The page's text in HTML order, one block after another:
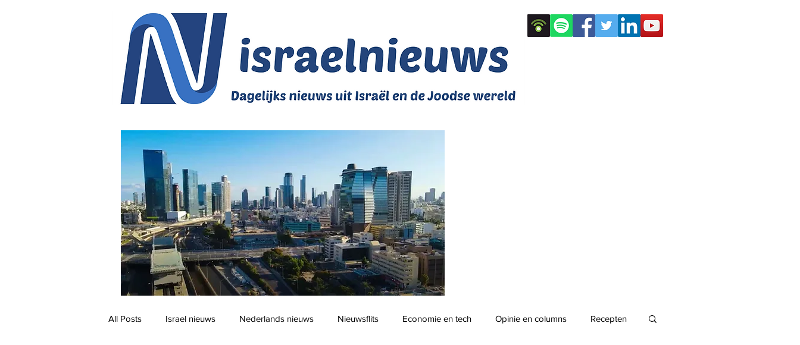
All Posts Israel nieuws Nederlands nieuws Nieuwsflits Economie en tech Opinie en columns Recepten